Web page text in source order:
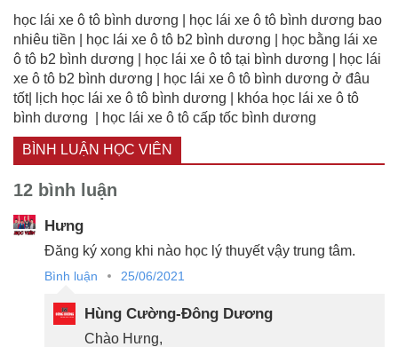
học lái xe ô tô bình dương | học lái xe ô tô bình dương bao
nhiêu tiền | học lái xe ô tô b2 bình dương | học bằng lái xe
ô tô b2 bình dương | học lái xe ô tô tại bình dương | học lái
xe ô tô b2 bình dương | học lái xe ô tô bình dương ở đâu
tốt| lịch học lái xe ô tô bình dương | khóa học lái xe ô tô
bình dương | học lái xe ô tô cấp tốc bình dương
BÌNH LUẬN HỌC VIÊN
12 bình luận
Hưng
Đăng ký xong khi nào học lý thuyết vậy trung tâm.
Bình luận 25/06/2021
Hùng Cường-Đông Dương
Chào Hưng,